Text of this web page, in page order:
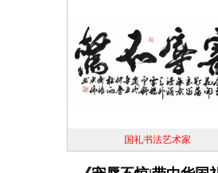
国礼书法艺术家